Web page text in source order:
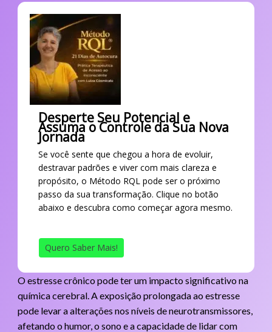
Desperte Seu Potencial e
Assuma o Controle da Sua Nova
Jornada
Se você sente que chegou a hora de evoluir,
destravar padrões e viver com mais clareza e
propósito, o Método RQL pode ser o próximo
passo da sua transformação. Clique no botão
abaixo e descubra como começar agora mesmo.
Quero Saber Mais!
O estresse crônico pode ter um impacto significativo na
química cerebral. A exposição prolongada ao estresse
pode levar a alterações nos níveis de neurotransmissores,
afetando o humor, o sono e a capacidade de lidar com